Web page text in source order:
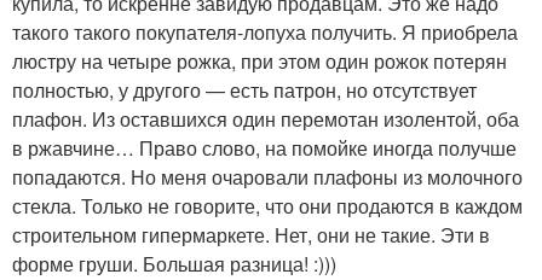
такого такого покупателя-лопуха получить. Я приобрела
люстру на четыре рожка, при этом один рожок потерян
полностью, у другого — есть патрон, но отсутствует
плафон. Из оставшихся один перемотан изолентой, оба
в ржавчине… Право слово, на помойке иногда получше
попадаются. Но меня очаровали плафоны из молочного
стекла. Только не говорите, что они продаются в каждом
строительном гипермаркете. Нет, они не такие. Эти в
форме груши. Большая разница! :)))